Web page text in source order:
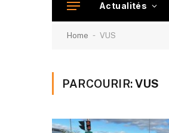
Actualités
Home - VUS
PARCOURIR:VUS